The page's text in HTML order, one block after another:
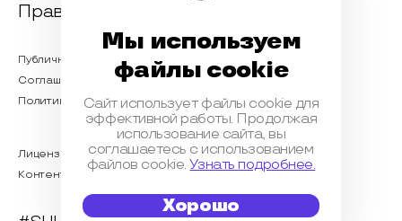
Правовая информация
Публичная оферта
Соглашение на обработку персональных данных
Политика обработки персональных данных
Лицензионный договор с Автором
Контентная политика конференции
Мы используем
файлы cookie
Сайт использует файлы cookie для
эффективной работы. Продолжая
использование сайта, вы
соглашаетесь с использованием
файлов cookie.Узнать подробнее.
Хорошо